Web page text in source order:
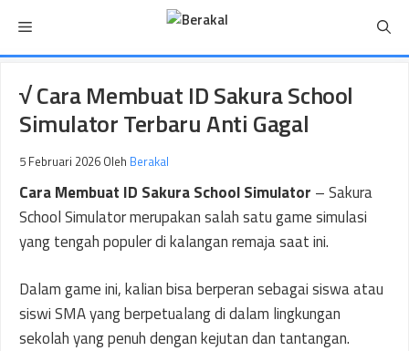
isi
Menu
√ Cara Membuat ID Sakura School
Simulator Terbaru Anti Gagal
5 Februari 2026 Oleh Berakal
Cara Membuat ID Sakura School Simulator – Sakura
School Simulator merupakan salah satu game simulasi
yang tengah populer di kalangan remaja saat ini.
Dalam game ini, kalian bisa berperan sebagai siswa atau
siswi SMA yang berpetualang di dalam lingkungan
sekolah yang penuh dengan kejutan dan tantangan.